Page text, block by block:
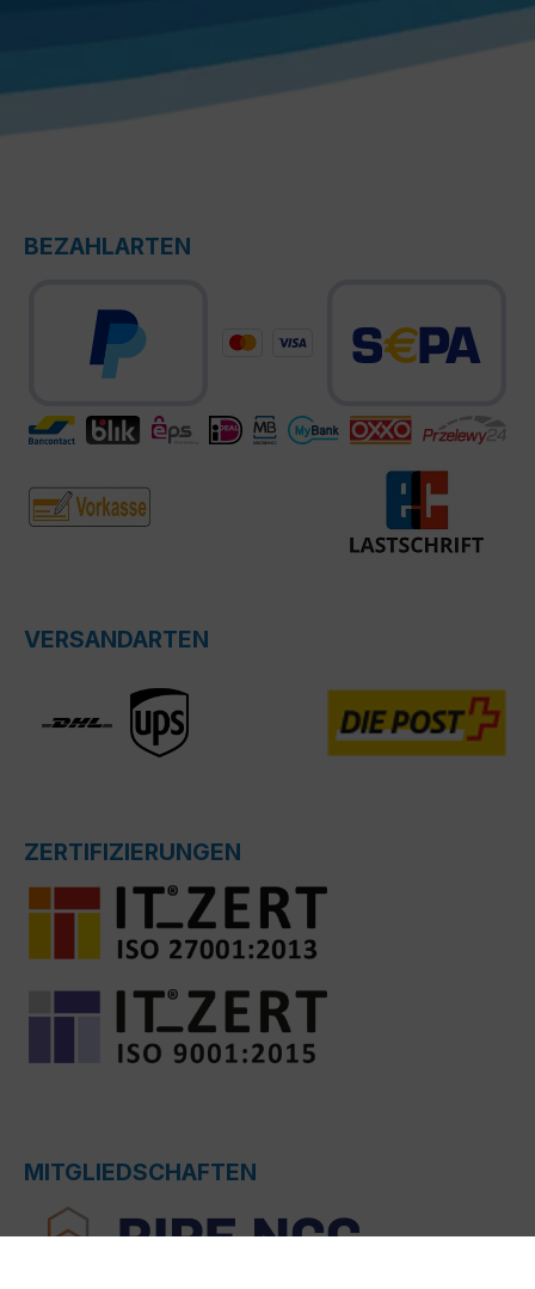
BEZAHLARTEN
VERSANDARTEN
ZERTIFIZIERUNGEN
MITGLIEDSCHAFTEN